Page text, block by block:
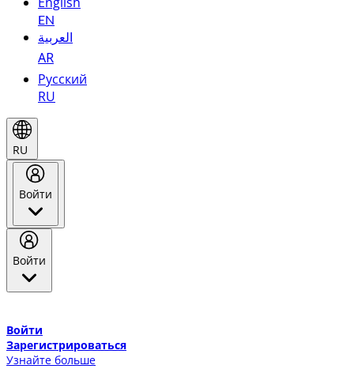
EN
العربية
AR
Русский
RU
RU
Войти
Войти
Войти
Зарегистрироваться
Узнайте больше